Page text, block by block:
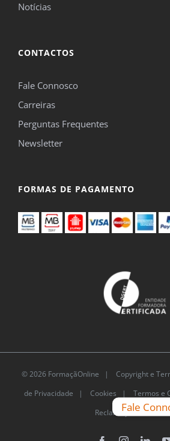
Notícias
CONTACTOS
Fale Connosco
Carreiras
Perguntas Frequentes
Newsletter
FORMAS DE PAGAMENTO
© 2026 FormaçãOnline | Copyright e
de Privacidade | Cookies | Termos
Reclamações
Fale